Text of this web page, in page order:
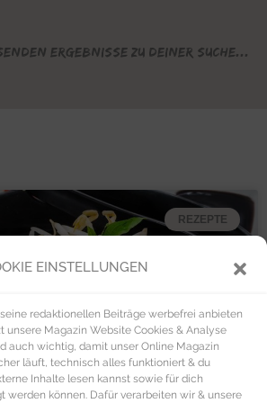
EINSTELLUNGEN
redaktionellen Beiträge werbefrei anbieten
unsere Magazin Website Cookies & Analyse
auch wichtig, damit unser Online Magazin
läuft, technisch alles funktioniert & du
Inhalte lesen kannst sowie für dich
werden können. Dafür verarbeiten wir & unsere
Ergebnisse zu deiner Suche...
REZEPTE